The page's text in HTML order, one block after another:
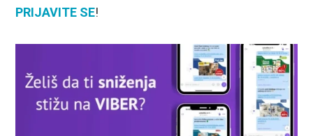
PRIJAVITE SE!